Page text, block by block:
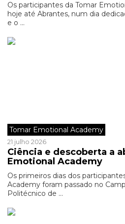
Os participantes da Tomar
hoje até Abrantes, num dia
e o ...
Tomar Emotional Academy
21 julho 2026
Ciência e descoberta a
Emotional Academy
Os primeiros dias dos
Academy foram passado no
Politécnico de ...